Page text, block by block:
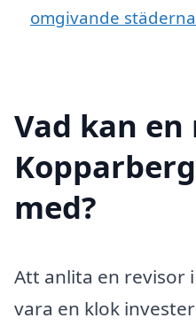
omgivande
Vad kan en
med?
Att anlita en revisor
vara en klok